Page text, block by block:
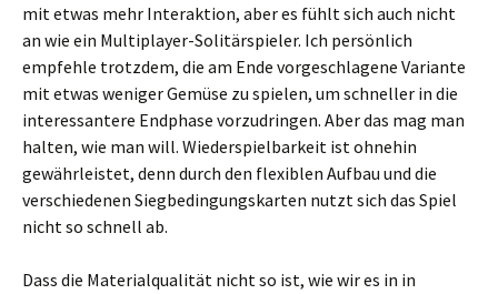
mit etwas mehr Interaktion, aber es fühlt sich auch nicht
an wie ein Multiplayer-Solitärspieler. Ich persönlich
empfehle trotzdem, die am Ende vorgeschlagene Variante
mit etwas weniger Gemüse zu spielen, um schneller in die
interessantere Endphase vorzudringen. Aber das mag man
halten, wie man will. Wiederspielbarkeit ist ohnehin
gewährleistet, denn durch den flexiblen Aufbau und die
verschiedenen Siegbedingungskarten nutzt sich das Spiel
nicht so schnell ab.
Dass die Materialqualität nicht so ist, wie wir es in in